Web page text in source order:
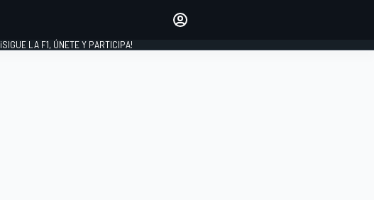
¡SIGUE LA F1, ÚNETE Y PARTICIPA!